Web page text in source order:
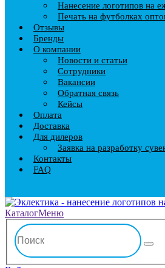
Нанесение логотипов на
Печать на футболках
Отзывы
Бренды
О компании
Новости и статьи
Сотрудники
Вакансии
Обратная связь
Кейсы
Оплата
Доставка
Для дилеров
Заявка на разработку
Контакты
FAQ
КаталогМеню